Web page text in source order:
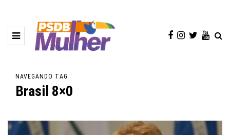
NAVEGANDO TAG
Brasil 8×0